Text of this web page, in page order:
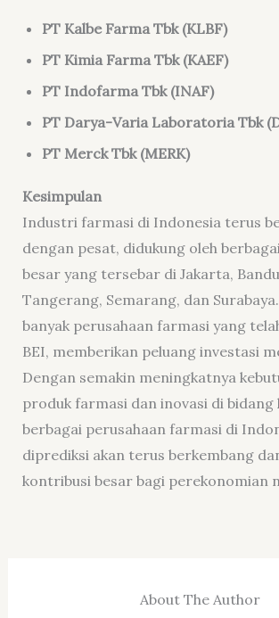
PT Kalbe Farma Tbk (KLBF)
PT Kimia Farma Tbk (KAEF)
PT Indofarma Tbk (INAF)
PT Darya-Varia Laboratoria Tbk
PT Merck Tbk (MERK)
Kesimpulan
Industri farmasi di Indonesia terus
dengan pesat, didukung oleh
besar yang tersebar di Jakarta,
Tangerang, Semarang, dan
banyak perusahaan farmasi yang
BEI, memberikan peluang investasi
Dengan semakin meningkatnya
produk farmasi dan inovasi di bidang
berbagai perusahaan farmasi di
diprediksi akan terus berkembang
kontribusi besar bagi perekonomian
About The Author